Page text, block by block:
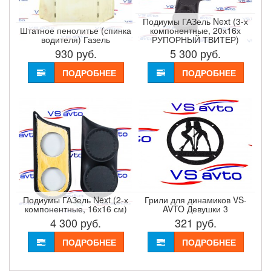
Штатное пенолитье (спинка
водителя) Газель
930 руб.
ПОДРОБНЕЕ
Подиумы ГАЗель Next (3-х
компонентные, 20х16х
РУПОРНЫЙ ТВИТЕР)
5 300 руб.
ПОДРОБНЕЕ
Подиумы ГАЗель Next (2-х
компонентные, 16х16 см)
4 300 руб.
ПОДРОБНЕЕ
Грили для динамиков VS-
AVTO Девушки 3
321 руб.
ПОДРОБНЕЕ